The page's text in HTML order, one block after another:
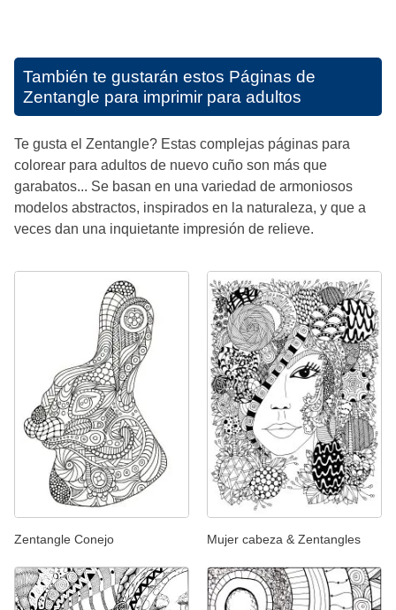
También te gustarán estos Páginas de
Zentangle para imprimir para adultos
Te gusta el Zentangle? Estas complejas páginas para
colorear para adultos de nuevo cuño son más que
garabatos... Se basan en una variedad de armoniosos
modelos abstractos, inspirados en la naturaleza, y que a
veces dan una inquietante impresión de relieve.
Zentangle Conejo Mujer cabeza & Zentangles